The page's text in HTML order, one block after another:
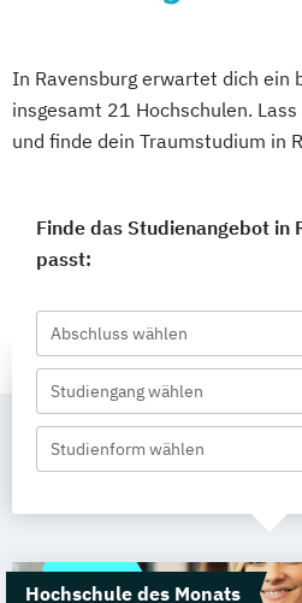
In Ravensburg erwartet dich ein
insgesamt 21 Hochschulen.
und finde dein Traumstudium in
Finde das Studienangebot in
passt:
Abschluss wählen
Studiengang wählen
Studienform wählen
Hochschule des Monats